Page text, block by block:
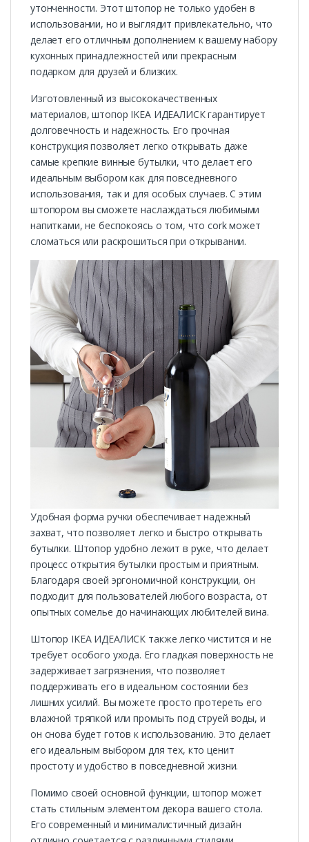
утонченности. Этот штопор не только удобен в
использовании, но и выглядит привлекательно, что
делает его отличным дополнением к вашему набору
кухонных принадлежностей или прекрасным
подарком для друзей и близких.
Изготовленный из высококачественных
материалов, штопор IKEA ИДЕАЛИСК гарантирует
долговечность и надежность. Его прочная
конструкция позволяет легко открывать даже
самые крепкие винные бутылки, что делает его
идеальным выбором как для повседневного
использования, так и для особых случаев. С этим
штопором вы сможете наслаждаться любимыми
напитками, не беспокоясь о том, что cork может
сломаться или раскрошиться при открывании.
Удобная форма ручки обеспечивает надежный
захват, что позволяет легко и быстро открывать
бутылки. Штопор удобно лежит в руке, что делает
процесс открытия бутылки простым и приятным.
Благодаря своей эргономичной конструкции, он
подходит для пользователей любого возраста, от
опытных сомелье до начинающих любителей вина.
Штопор IKEA ИДЕАЛИСК также легко чистится и не
требует особого ухода. Его гладкая поверхность не
задерживает загрязнения, что позволяет
поддерживать его в идеальном состоянии без
лишних усилий. Вы можете просто протереть его
влажной тряпкой или промыть под струей воды, и
он снова будет готов к использованию. Это делает
его идеальным выбором для тех, кто ценит
простоту и удобство в повседневной жизни.
Помимо своей основной функции, штопор может
стать стильным элементом декора вашего стола.
Его современный и минималистичный дизайн